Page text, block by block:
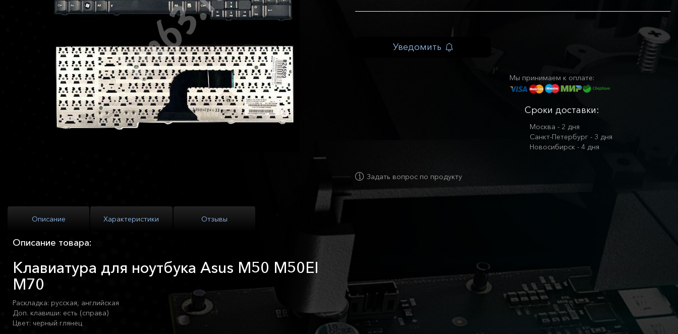
Уведомить
Мы принимаем к оплате:
Сроки доставки:
Москва - 2 дня
Санкт-Петербург - 3 дня
Новосибирск - 4 дня
Задать вопрос по продукту
Описание Характеристики Отзывы
Описание товара:
Клавиатура для ноутбука Asus M50 M50EI
M70
Раскладка: русская, английская
Доп. клавиши: есть (справа)
Цвет: черный глянец